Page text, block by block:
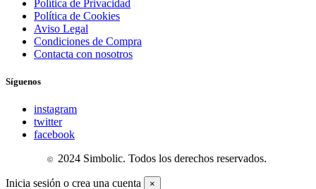
Política de Privacidad
Política de Cookies
Aviso Legal
Condiciones de Compra
Contacta con nosotros
Síguenos
instagram
twitter
facebook
© 2024 Simbolic. Todos los derechos reservados.
Inicia sesión o crea una cuenta ×